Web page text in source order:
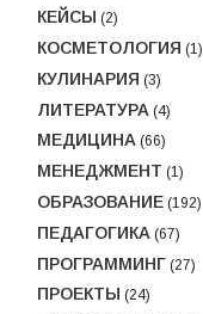
КЕЙСЫ (2)
КОСМЕТОЛОГИЯ (1)
КУЛИНАРИЯ (3)
ЛИТЕРАТУРА (4)
МЕДИЦИНА (66)
МЕНЕДЖМЕНТ (1)
ОБРАЗОВАНИЕ (192)
ПЕДАГОГИКА (67)
ПРОГРАММИНГ (27)
ПРОЕКТЫ (24)